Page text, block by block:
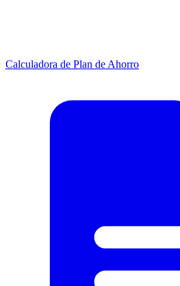
Calculadora de Plan de Ahorro